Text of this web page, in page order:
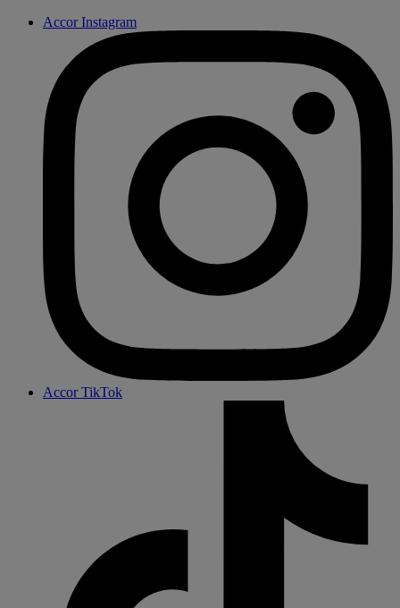
Accor Instagram
Accor TikTok